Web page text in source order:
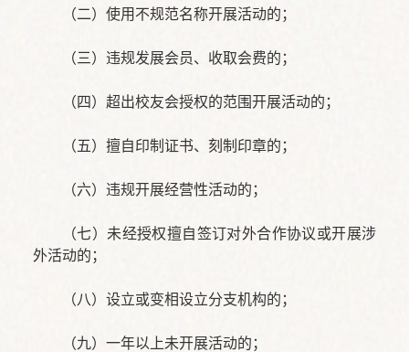
（二）使用不规范名称开展活动的；
（三）违规发展会员、收取会费的；
（四）超出校友会授权的范围开展活动的；
（五）擅自印制证书、刻制印章的；
（六）违规开展经营性活动的；
（七）未经授权擅自签订对外合作协议或开展涉
外活动的；
（八）设立或变相设立分支机构的；
（九）一年以上未开展活动的；